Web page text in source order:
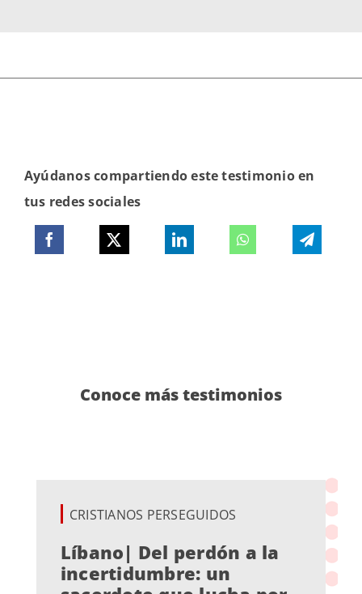
Ayúdanos compartiendo este testimonio en
tus redes sociales
Conoce más testimonios
CRISTIANOS PERSEGUIDOS
Líbano| Del perdón a la
incertidumbre: un